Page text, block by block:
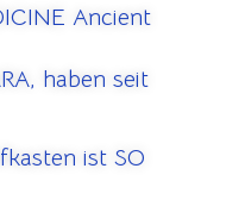
Ancient
haben seit
ist SO